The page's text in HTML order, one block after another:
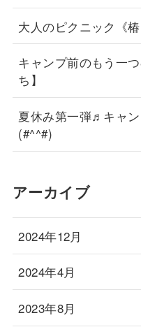
大人のピクニック《
キャンプ前のもう一
ち】
夏休み第一弾♬キャ
(#^^#)
アーカイブ
2024年12月
2024年4月
2023年8月